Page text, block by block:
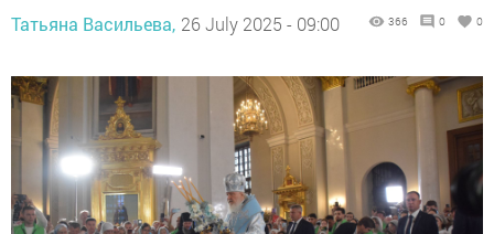
Татьяна Васильева, 26 July 2025 - 09:00 366 0 0